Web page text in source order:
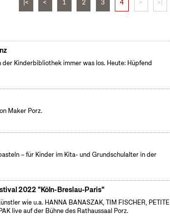
|< < 1 2 3 4 > >|
Kinderbibliothek immer was los. Heute: Hüpfend
Maker Porz.
– für Kinder im Kita- und Grundschulalter in der
2022 "Köln-Breslau-Paris"
wie u.a. HANNA BANASZAK, TIM FISCHER, PETITE
live auf der Bühne des Rathaussaal Porz.